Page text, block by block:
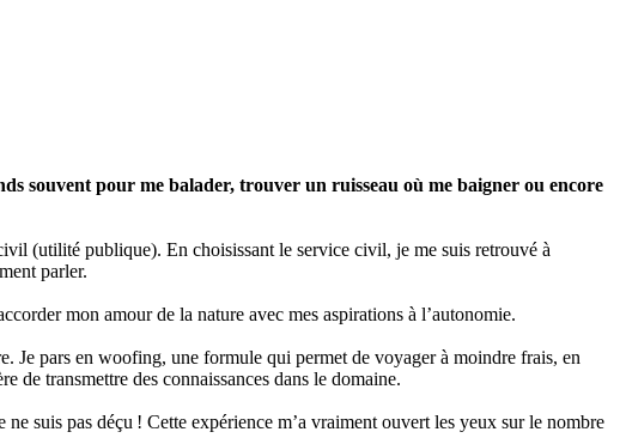
souvent pour me balader, trouver un ruisseau où me baigner ou encore
(utilité publique). En choisissant le service civil, je me suis retrouvé à
parler.
mon amour de la nature avec mes aspirations à l’autonomie.
Je pars en woofing, une formule qui permet de voyager à moindre frais, en
de transmettre des connaissances dans le domaine.
suis pas déçu ! Cette expérience m’a vraiment ouvert les yeux sur le nombre